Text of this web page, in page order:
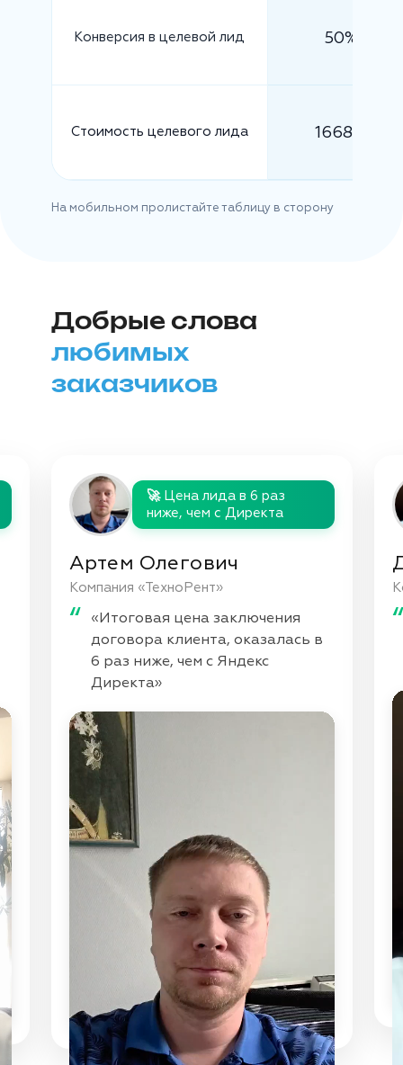
Конверсия в целевой лид 50%
Стоимость целевого лида 1668 ₽
На мобильном пролистайте таблицу в сторону
Добрые слова
любимых
заказчиков
🚀 Цена лида в 6 раз
ниже, чем с Директа
Артем Олегович
Компания «ТехноРент»
«Итоговая цена заключения
договора клиента, оказалась в
6 раз ниже, чем с Яндекс
Директа»